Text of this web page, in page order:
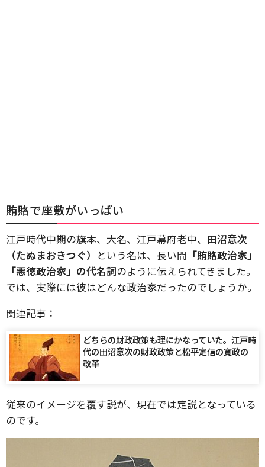
賄賂で座敷がいっぱい
江戸時代中期の旗本、大名、江戸幕府老中、 田沼意次
（たぬまおきつぐ） という名は、長い間 「賄賂政治家」
「悪徳政治家」の代名詞のように伝えられてきました。
では、実際には彼はどんな政治家だったのでしょうか。
関連記事：
どちらの財政政策も理にかなっていた。江戸時
代の田沼意次の財政政策と松平定信の寛政の
改革
従来のイメージを覆す説が、現在では定説となっている
のです。